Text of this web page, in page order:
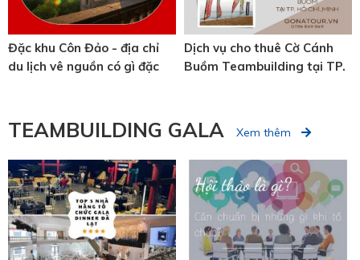
INBOUND
Đặc khu Côn Đảo - địa chỉ
du lịch vê nguồn có gì đặc
Dịch vụ cho thuê Cờ Cánh
Buồm Teambuilding tại TP.
TEAMBUILDING GALA Xem thêm